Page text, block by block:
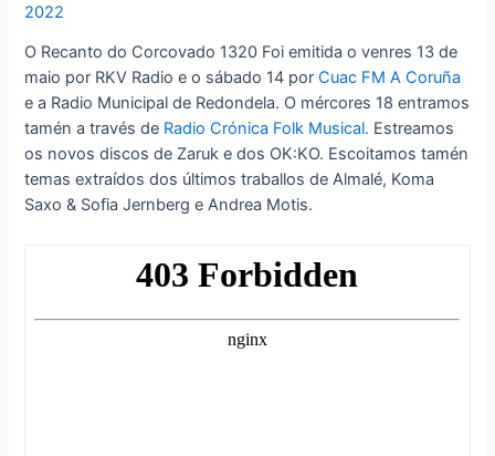
2022
O Recanto do Corcovado 1320 Foi emitida o venres 13 de
maio por RKV Radio e o sábado 14 por Cuac FM A Coruña
e a Radio Municipal de Redondela. O mércores 18 entramos
tamén a través de Radio Crónica Folk Musical. Estreamos
os novos discos de Zaruk e dos OK:KO. Escoitamos tamén
temas extraídos dos últimos traballos de Almalé, Koma
Saxo & Sofia Jernberg e Andrea Motis.